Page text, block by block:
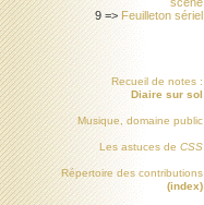
9 => Feuilleton sériel
Recueil de notes :
Diaire sur sol
Musique, domaine public
Les astuces de CSS
Répertoire des contributions
(index)